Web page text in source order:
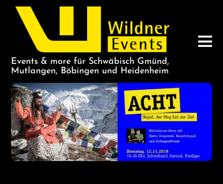
Events & more für Schwäbisch Gmünd,
Mutlangen, Böbingen und Heidenheim